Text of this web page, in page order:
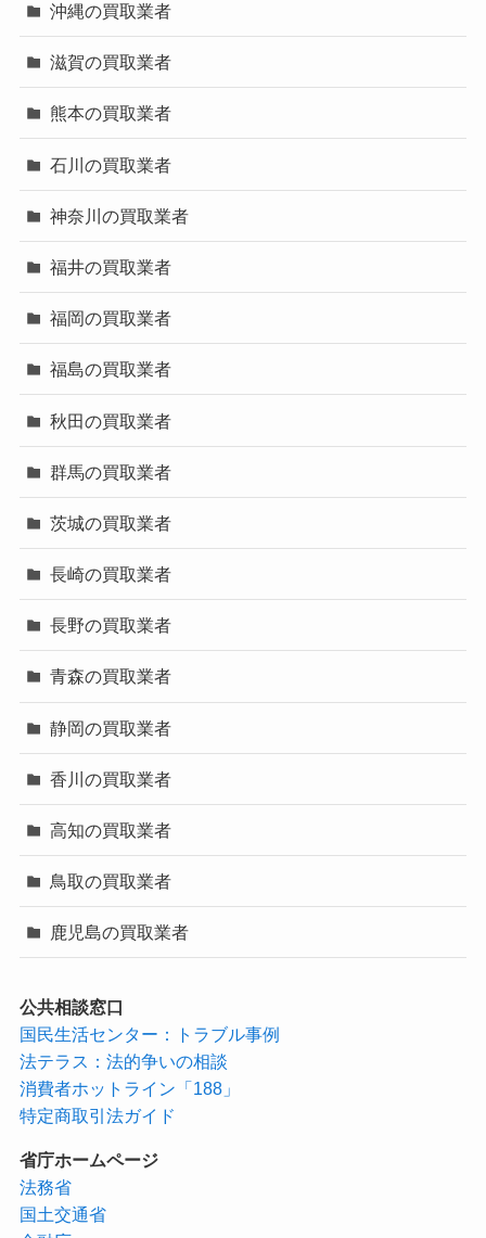
沖縄の買取業者
滋賀の買取業者
熊本の買取業者
石川の買取業者
神奈川の買取業者
福井の買取業者
福岡の買取業者
福島の買取業者
秋田の買取業者
群馬の買取業者
茨城の買取業者
長崎の買取業者
長野の買取業者
青森の買取業者
静岡の買取業者
香川の買取業者
高知の買取業者
鳥取の買取業者
鹿児島の買取業者
公共相談窓口
国民生活センター：トラブル事例
法テラス：法的争いの相談
消費者ホットライン「188」
特定商取引法ガイド
省庁ホームページ
法務省
国土交通省